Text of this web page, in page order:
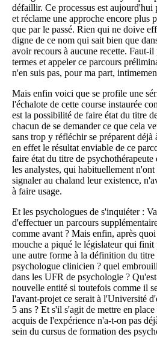
défaillir. Ce processus est
et réclame une approche encore plus
que par le passé. Rien qui ne doive
digne de ce nom qui sait bien que
avoir recours à aucune recette. Faut-
termes et appeler ce parcours
n'en suis pas, pour ma part,
Mais enfin voici que se profile une
l'échalote de cette course instaurée
est la possibilité de faire état du titre
chacun de se demander ce que cela
sans trop y réfléchir se préparent
en effet le résultat enviable de ce
faire état du titre de
les analystes, qui habituellement
signaler au chaland leur existence,
à faire usage.
Et les psychologues de s'inquiéter :
d'effectuer un parcours
comme avant ? Mais enfin, après
mouche a piqué le législateur qui finit
une autre forme à la définition du titre
psychologue clinicien ? quel
dans les UFR de psychologie ?
nouvelle entité si toutefois comme il
l'avant-projet ce serait à l'Université
5 ans ? Et s'il s'agit de mettre en
acquis de l'expérience n'a-t-on pas
sein du cursus de formation des